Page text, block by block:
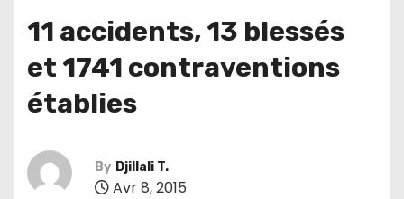
11 accidents, 13 blessés
et 1741 contraventions
établies
By Djillali T.
Avr 8, 2015